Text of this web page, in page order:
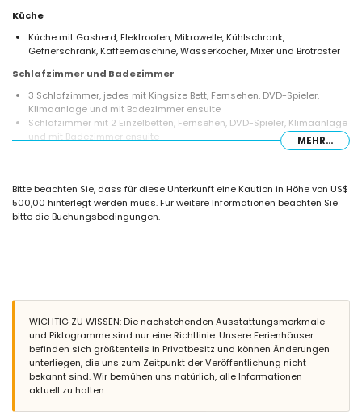
Küche
Küche mit Gasherd, Elektroofen, Mikrowelle, Kühlschrank,
Gefrierschrank, Kaffeemaschine, Wasserkocher, Mixer und Brotröster
Schlafzimmer und Badezimmer
3 Schlafzimmer, jedes mit Kingsize Bett, Fernsehen, DVD-Spieler,
Klimaanlage und mit Badezimmer ensuite
Schlafzimmer mit 2 Einzelbetten, Fernsehen, DVD-Spieler, Klimaanlage
und mit Badezimmer ensuite
ensuite Badezimmer mit Dusche, Wasserklosett und Föhn
ensuite Badezimmer mit Badewanne mit Dusche und Wasserklosett
insgesamt 4 Badezimmer
Terrasse
Freisitz
Mehr Info
nächster Ort innerhalb von 200 Metern der Villa
nächster Strand: Petitenget (innerhalb von 200 Metern der Villa)
nächster Flughafen: Ngurah Rai (innerhalb von 10 Kilometern der Villa)
MEHR...
Bitte beachten Sie, dass für diese Unterkunft eine Kaution in Höhe von US$
500,00 hinterlegt werden muss. Für weitere Informationen beachten Sie
bitte die Buchungsbedingungen.
WICHTIG ZU WISSEN: Die nachstehenden Ausstattungsmerkmale
und Piktogramme sind nur eine Richtlinie. Unsere Ferienhäuser
befinden sich größtenteils in Privatbesitz und können Änderungen
unterliegen, die uns zum Zeitpunkt der Veröffentlichung nicht
bekannt sind. Wir bemühen uns natürlich, alle Informationen
aktuell zu halten.